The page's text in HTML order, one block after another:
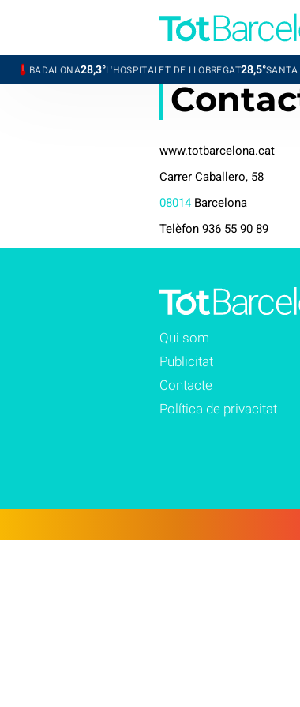
BADALONA28,3°L'HOSPITALET DE LLOBREGAT28,5°SANTA
www.totbarcelona.cat
Carrer Caballero, 58
08014Barcelona
Telèfon 936 55 90 89
Qui som
Publicitat
Contacte
Política de privacitat